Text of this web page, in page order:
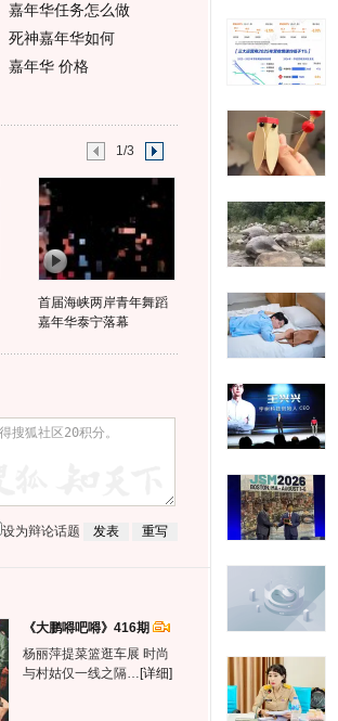
嘉年华任务怎么做
死神嘉年华如何
嘉年华 价格
1/3
首届海峡两岸青年舞蹈
嘉年华泰宁落幕
设为辩论话题
《大鹏嘚吧嘚》416期
杨丽萍提菜篮逛车展 时尚
与村姑仅一线之隔… [详细]